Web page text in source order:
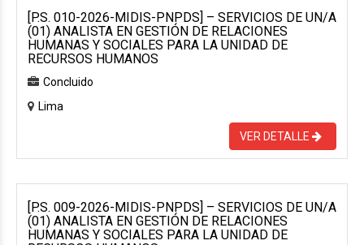
[P.S. 010-2026-MIDIS-PNPDS] – SERVICIOS DE UN/A
(01) ANALISTA EN GESTIÓN DE RELACIONES
HUMANAS Y SOCIALES PARA LA UNIDAD DE
RECURSOS HUMANOS
Concluido
Lima
VER DETALLE
[P.S. 009-2026-MIDIS-PNPDS] – SERVICIOS DE UN/A
(01) ANALISTA EN GESTIÓN DE RELACIONES
HUMANAS Y SOCIALES PARA LA UNIDAD DE